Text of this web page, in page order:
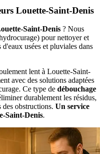
Louette-Saint-Denis
Saint-Denis ? Nous
pour nettoyer et
usées et pluviales dans
lent à Louette-Saint-
avec des solutions adaptées
Ce type de débouchage
durablement les résidus,
des obstructions. Un service
Saint-Denis.